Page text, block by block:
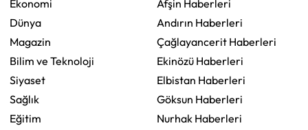
Ekonomi
Dünya
Magazin
Bilim ve Teknoloji
Siyaset
Sağlık
Eğitim
Afşin Haberleri
Andırın Haberleri
Çağlayancerit Haberleri
Ekinözü Haberleri
Elbistan Haberleri
Göksun Haberleri
Nurhak Haberleri